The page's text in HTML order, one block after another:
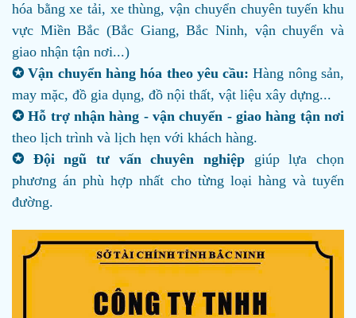
hóa bằng xe tải, xe thùng, vận chuyển chuyên tuyến khu
vực Miền Bắc (Bắc Giang, Bắc Ninh, vận chuyển và
giao nhận tận nơi...)
✪ Vận chuyển hàng hóa theo yêu cầu:Hàng nông sản,
may mặc, đồ gia dụng, đồ nội thất, vật liệu xây dựng...
✪ Hỗ trợ nhận hàng - vận chuyển - giao hàng tận nơi
theo lịch trình và lịch hẹn với khách hàng.
✪ Đội ngũ tư vấn chuyên nghiệp giúp lựa chọn
phương án phù hợp nhất cho từng loại hàng và tuyến
đường.